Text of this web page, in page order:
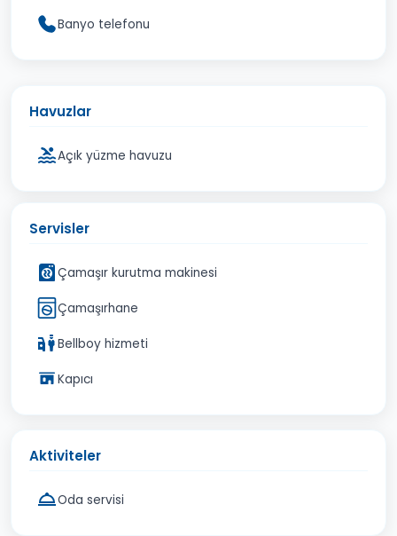
Banyo telefonu
Havuzlar
Açık yüzme havuzu
Servisler
Çamaşır kurutma makinesi
Çamaşırhane
Bellboy hizmeti
Kapıcı
Aktiviteler
Oda servisi